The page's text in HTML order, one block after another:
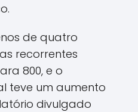
de quatro
recorrentes
800, e o
teve um aumento
divulgado